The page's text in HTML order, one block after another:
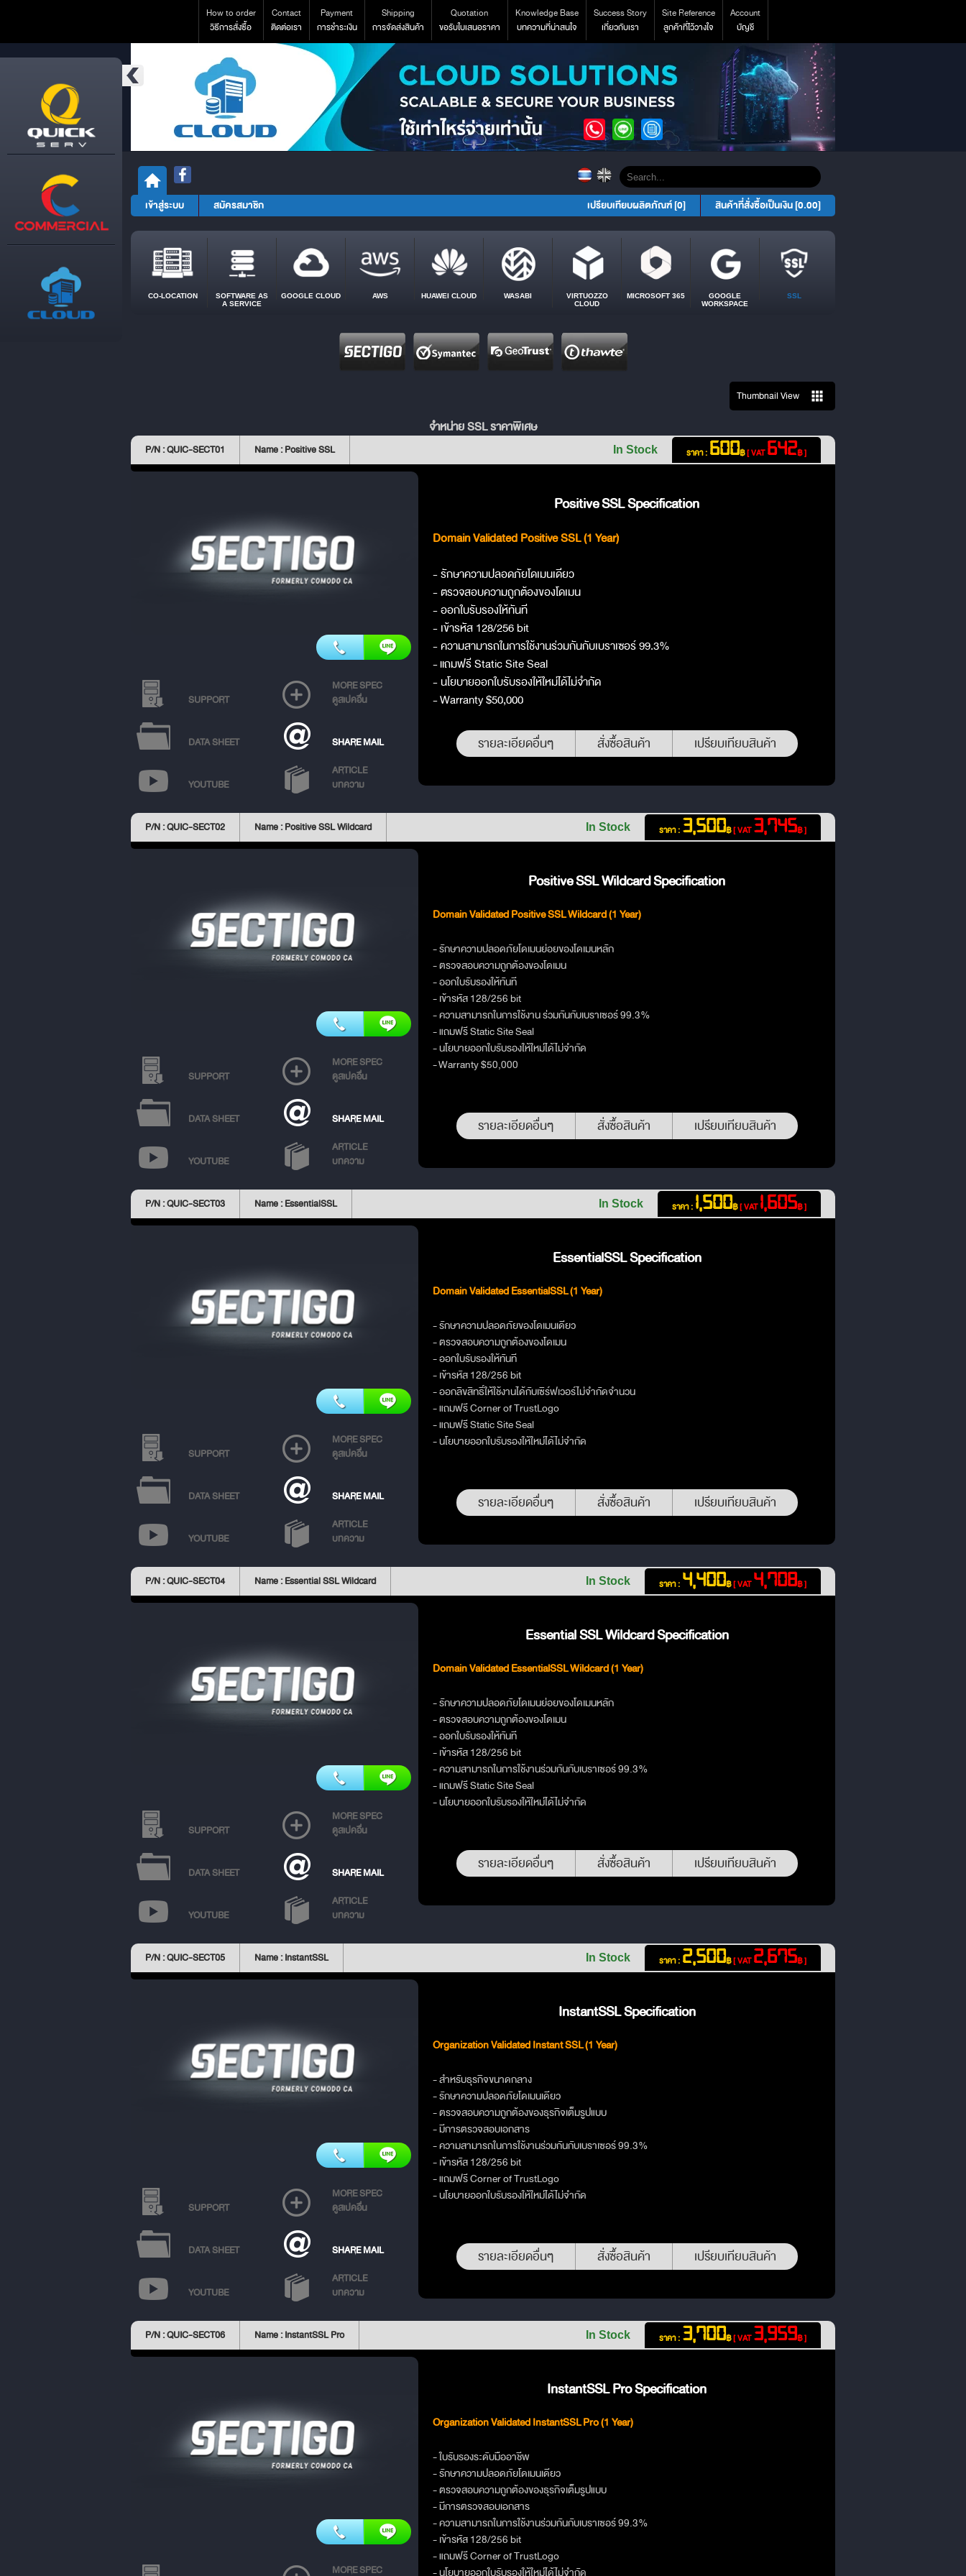
How to order
วิธีการสั่งซื้อ
Contact
ติดต่อเรา
Payment
การชำระเงิน
Shipping
การจัดส่งสินค้า
Quotation
ขอรับใบเสนอราคา
Knowledge Base
บทความที่น่าสนใจ
Success Story
เกี่ยวกับเรา
Site Reference
ลูกค้าที่ไว้วางใจ
Account
บัญชี
เข้าสู่ระบบ สมัครสมาชิก สินค้าที่สั่งซื้อเป็นเงิน [0.00]
เปรียบเทียบผลิตภัณฑ์ [0]
CO-LOCATION
SOFTWARE AS
A SERVICE
GOOGLE CLOUD AWS HUAWEI CLOUD WASABI
VIRTUOZZO
CLOUD
MICROSOFT 365
GOOGLE
WORKSPACE
SSL
Thumbnail View
จำหน่าย SSL ราคาพิเศษ
P/N : QUIC-SECT01 Name : Positive SSL ราคา : 600฿[ VAT642฿ ]
In Stock
SUPPORT
MORE SPEC
ดูสเปคอื่น
DATA SHEET SHARE MAIL
YOUTUBE
ARTICLE
บทความ
Positive SSL Specification
Domain Validated Positive SSL (1 Year)
- รักษาความปลอดภัยโดเมนเดียว
- ตรวจสอบความถูกต้องของโดเมน
- ออกใบรับรองให้ทันที
- เข้ารหัส 128/256 bit
- ความสามารถในการใช้งานร่วมกันกับเบราเซอร์ 99.3%
- แถมฟรี Static Site Seal
- นโยบายออกใบรับรองให้ใหม่ได้ไม่จำกัด
- Warranty $50,000
รายละเอียดอื่นๆ สั่งซื้อสินค้า เปรียบเทียบสินค้า
P/N : QUIC-SECT02 Name : Positive SSL Wildcard ราคา : 3,500฿[ VAT3,745฿ ]
In Stock
SUPPORT
MORE SPEC
ดูสเปคอื่น
DATA SHEET SHARE MAIL
YOUTUBE
ARTICLE
บทความ
Positive SSL Wildcard Specification
Domain Validated Positive SSL Wildcard (1 Year)
- รักษาความปลอดภัยโดเมนย่อยของโดเมนหลัก
- ตรวจสอบความถูกต้องของโดเมน
- ออกใบรับรองให้ทันที
- เข้ารหัส 128/256 bit
- ความสามารถในการใช้งาน ร่วมกันกับเบราเซอร์ 99.3%
- แถมฟรี Static Site Seal
- นโยบายออกใบรับรองให้ใหม่ได้ไม่จำกัด
- Warranty $50,000
รายละเอียดอื่นๆ สั่งซื้อสินค้า เปรียบเทียบสินค้า
P/N : QUIC-SECT03 Name : EssentialSSL ราคา : 1,500฿[ VAT1,605฿ ]
In Stock
SUPPORT
MORE SPEC
ดูสเปคอื่น
DATA SHEET SHARE MAIL
YOUTUBE
ARTICLE
บทความ
EssentialSSL Specification
Domain Validated EssentialSSL (1 Year)
- รักษาความปลอดภัยของโดเมนเดียว
- ตรวจสอบความถูกต้องของโดเมน
- ออกใบรับรองให้ทันที
- เข้ารหัส 128/256 bit
- ออกลิขสิทธิ์ให้ใช้งานได้กับเซิร์ฟเวอร์ไม่จำกัดจำนวน
- แถมฟรี Corner of TrustLogo
- แถมฟรี Static Site Seal
- นโยบายออกใบรับรองให้ใหม่ได้ไม่จำกัด
รายละเอียดอื่นๆ สั่งซื้อสินค้า เปรียบเทียบสินค้า
P/N : QUIC-SECT04 Name : Essential SSL Wildcard ราคา : 4,400฿[ VAT4,708฿ ]
In Stock
SUPPORT
MORE SPEC
ดูสเปคอื่น
DATA SHEET SHARE MAIL
YOUTUBE
ARTICLE
บทความ
Essential SSL Wildcard Specification
Domain Validated EssentialSSL Wildcard (1 Year)
- รักษาความปลอดภัยโดเมนย่อยของโดเมนหลัก
- ตรวจสอบความถูกต้องของโดเมน
- ออกใบรับรองให้ทันที
- เข้ารหัส 128/256 bit
- ความสามารถในการใช้งานร่วมกันกับเบราเซอร์ 99.3%
- แถมฟรี Static Site Seal
- นโยบายออกใบรับรองให้ใหม่ได้ไม่จำกัด
รายละเอียดอื่นๆ สั่งซื้อสินค้า เปรียบเทียบสินค้า
P/N : QUIC-SECT05 Name : InstantSSL ราคา : 2,500฿[ VAT2,675฿ ]
In Stock
SUPPORT
MORE SPEC
ดูสเปคอื่น
DATA SHEET SHARE MAIL
YOUTUBE
ARTICLE
บทความ
InstantSSL Specification
Organization Validated Instant SSL (1 Year)
- สำหรับธุรกิจขนาดกลาง
- รักษาความปลอดภัยโดเมนเดียว
- ตรวจสอบความถูกต้องของธุรกิจเต็มรูปแบบ
- มีการตรวจสอบเอกสาร
- ความสามารถในการใช้งานร่วมกันกับเบราเซอร์ 99.3%
- เข้ารหัส 128/256 bit
- แถมฟรี Corner of TrustLogo
- นโยบายออกใบรับรองให้ใหม่ได้ไม่จำกัด
รายละเอียดอื่นๆ สั่งซื้อสินค้า เปรียบเทียบสินค้า
P/N : QUIC-SECT06 Name : InstantSSL Pro ราคา : 3,700฿[ VAT3,959฿ ]
In Stock
MORE SPEC
InstantSSL Pro Specification
Organization Validated InstantSSL Pro (1 Year)
- ใบรับรองระดับมืออาชีพ
- รักษาความปลอดภัยโดเมนเดียว
- ตรวจสอบความถูกต้องของธุรกิจเต็มรูปแบบ
- มีการตรวจสอบเอกสาร
- ความสามารถในการใช้งานร่วมกันกับเบราเซอร์ 99.3%
- เข้ารหัส 128/256 bit
- แถมฟรี Corner of TrustLogo
- นโยบายออกใบรับรองให้ใหม่ได้ไม่จำกัด